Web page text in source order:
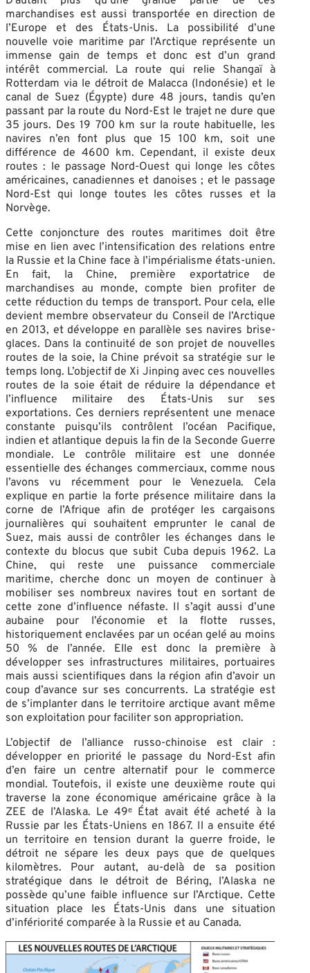
marchandises est aussi transportée en direction de
l’Europe et des États-Unis. La possibilité d’une
nouvelle voie maritime par l’Arctique représente un
immense gain de temps et donc est d’un grand
intérêt commercial. La route qui relie Shangaï à
Rotterdam via le détroit de Malacca (Indonésie) et le
canal de Suez (Égypte) dure 48 jours, tandis qu’en
passant par la route du Nord-Est le trajet ne dure que
35 jours. Des 19 700 km sur la route habituelle, les
navires n’en font plus que 15 100 km, soit une
différence de 4600 km. Cependant, il existe deux
routes : le passage Nord-Ouest qui longe les côtes
américaines, canadiennes et danoises ; et le passage
Nord-Est qui longe toutes les côtes russes et la
Norvège.
Cette conjoncture des routes maritimes doit être
mise en lien avec l’intensification des relations entre
la Russie et la Chine face à l’impérialisme états-unien.
En fait, la Chine, première exportatrice de
marchandises au monde, compte bien profiter de
cette réduction du temps de transport. Pour cela, elle
devient membre observateur du Conseil de l’Arctique
en 2013, et développe en parallèle ses navires brise-
glaces. Dans la continuité de son projet de nouvelles
routes de la soie, la Chine prévoit sa stratégie sur le
temps long. L’objectif de Xi Jinping avec ces nouvelles
routes de la soie était de réduire la dépendance et
l’influence militaire des États-Unis sur ses
exportations. Ces derniers représentent une menace
constante puisqu’ils contrôlent l’océan Pacifique,
indien et atlantique depuis la fin de la Seconde Guerre
mondiale. Le contrôle militaire est une donnée
essentielle des échanges commerciaux, comme nous
l’avons vu récemment pour le Venezuela. Cela
explique en partie la forte présence militaire dans la
corne de l’Afrique afin de protéger les cargaisons
journalières qui souhaitent emprunter le canal de
Suez, mais aussi de contrôler les échanges dans le
contexte du blocus que subit Cuba depuis 1962. La
Chine, qui reste une puissance commerciale
maritime, cherche donc un moyen de continuer à
mobiliser ses nombreux navires tout en sortant de
cette zone d’influence néfaste. Il s’agit aussi d’une
aubaine pour l’économie et la flotte russes,
historiquement enclavées par un océan gelé au moins
50 % de l’année. Elle est donc la première à
développer ses infrastructures militaires, portuaires
mais aussi scientifiques dans la région afin d’avoir un
coup d’avance sur ses concurrents. La stratégie est
de s’implanter dans le territoire arctique avant même
son exploitation pour faciliter son appropriation.
L’objectif de l’alliance russo-chinoise est clair :
développer en priorité le passage du Nord-Est afin
d’en faire un centre alternatif pour le commerce
mondial. Toutefois, il existe une deuxième route qui
traverse la zone économique américaine grâce à la
ZEE de l’Alaska. Le 49ᵉ État avait été acheté à la
Russie par les États-Uniens en 1867. Il a ensuite été
un territoire en tension durant la guerre froide, le
détroit ne sépare les deux pays que de quelques
kilomètres. Pour autant, au-delà de sa position
stratégique dans le détroit de Béring, l’Alaska ne
possède qu’une faible influence sur l’Arctique. Cette
situation place les États-Unis dans une situation
d’infériorité comparée à la Russie et au Canada.